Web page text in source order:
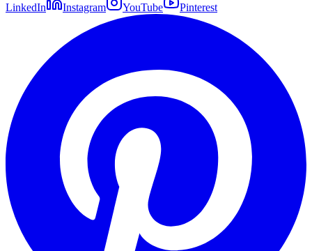
LinkedIn Instagram YouTube Pinterest